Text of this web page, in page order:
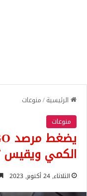
الرئيسية/منوعات
منوعات
الكمي ويقيس
الثلاثاء, 24 أكتوبر, 2023